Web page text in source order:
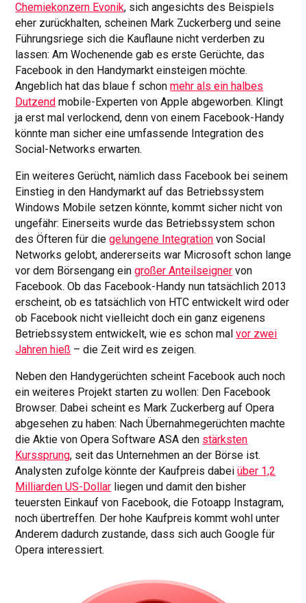
Chemiekonzern Evonik, sich angesichts des Beispiels
eher zurückhalten, scheinen Mark Zuckerberg und seine
Führungsriege sich die Kauflaune nicht verderben zu
lassen: Am Wochenende gab es erste Gerüchte, das
Facebook in den Handymarkt einsteigen möchte.
Angeblich hat das blaue f schonmehr als ein halbes
Dutzend mobile-Experten von Apple abgeworben. Klingt
ja erst mal verlockend, denn von einem Facebook-Handy
könnte man sicher eine umfassende Integration des
Social-Networks erwarten.
Ein weiteres Gerücht, nämlich dass Facebook bei seinem
Einstieg in den Handymarkt auf das Betriebssystem
Windows Mobile setzen könnte, kommt sicher nicht von
ungefähr: Einerseits wurde das Betriebssystem schon
des Öfteren für diegelungene Integration von Social
Networks gelobt, andererseits war Microsoft schon lange
vor dem Börsengang eingroßer Anteilseigner von
Facebook. Ob das Facebook-Handy nun tatsächlich 2013
erscheint, ob es tatsächlich von HTC entwickelt wird oder
ob Facebook nicht vielleicht doch ein ganz eigenens
Betriebssystem entwickelt, wie es schon malvor zwei
Jahren hieß – die Zeit wird es zeigen.
Neben den Handygerüchten scheint Facebook auch noch
ein weiteres Projekt starten zu wollen: Den Facebook
Browser. Dabei scheint es Mark Zuckerberg auf Opera
abgesehen zu haben: Nach Übernahmegerüchten machte
die Aktie von Opera Software ASA den stärksten
Kurssprung, seit das Unternehmen an der Börse ist.
Analysten zufolge könnte der Kaufpreis dabeiüber 1,2
Milliarden US-Dollar liegen und damit den bisher
teuersten Einkauf von Facebook, die Fotoapp Instagram,
noch übertreffen. Der hohe Kaufpreis kommt wohl unter
Anderem dadurch zustande, dass sich auch Google für
Opera interessiert.